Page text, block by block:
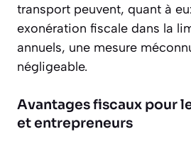
transport peuvent, quant à
exonération fiscale dans la
annuels, une mesure
négligeable.
Avantages fiscaux pour
et entrepreneurs